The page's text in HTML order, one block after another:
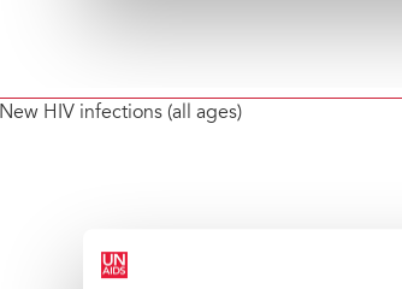
New HIV infections (all ages)